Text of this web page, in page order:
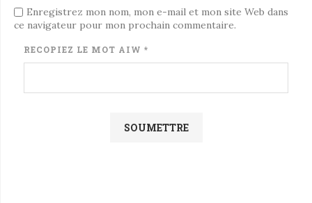
Enregistrez mon nom, mon e-mail et mon site Web dans
ce navigateur pour mon prochain commentaire.
RECOPIEZ LE MOT AIW *